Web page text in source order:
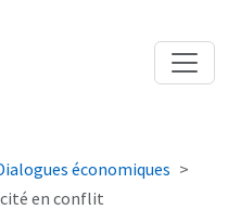
économiques
en conflit